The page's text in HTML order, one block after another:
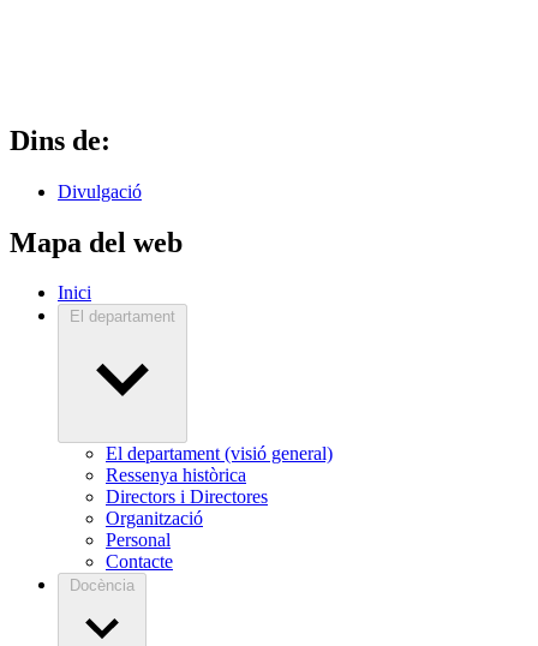
Dins de:
Divulgació
Mapa del web
Inici
El departament
El departament (visió general)
Ressenya històrica
Directors i Directores
Organització
Personal
Contacte
Docència